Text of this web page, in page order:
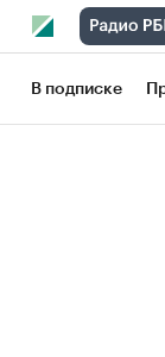
В подписке